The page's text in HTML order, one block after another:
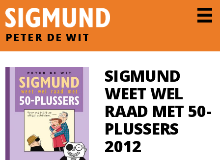
PETER DE WIT
SIGMUND
WEET WEL
RAAD MET 50-
PLUSSERS
2012